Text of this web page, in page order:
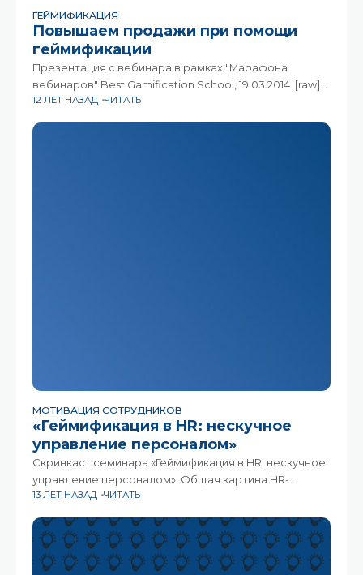
«Pryaniky.com». О том, как с помощью FUNтиков
компания меняет
ГЕЙМИФИКАЦИЯ
Повышаем продажи при помощи
геймификации
Презентация с вебинара в рамках "Марафона
вебинаров" Best Gamification School, 19.03.2014. [raw]
Повышаем продажи при помощи геймификации from
12 ЛЕТ НАЗАД ЧИТАТЬ
МОТИВАЦИЯ СОТРУДНИКОВ
«Геймификация в HR: нескучное
управление персоналом»
Скринкаст семинара «Геймификация в HR: нескучное
управление персоналом». Общая картина HR-
геймификации: с чем ее едят и как ее правильно
геймификации; на какие особенности психологии
людей они опираются; какие бывают
13 ЛЕТ НАЗАД ЧИТАТЬ